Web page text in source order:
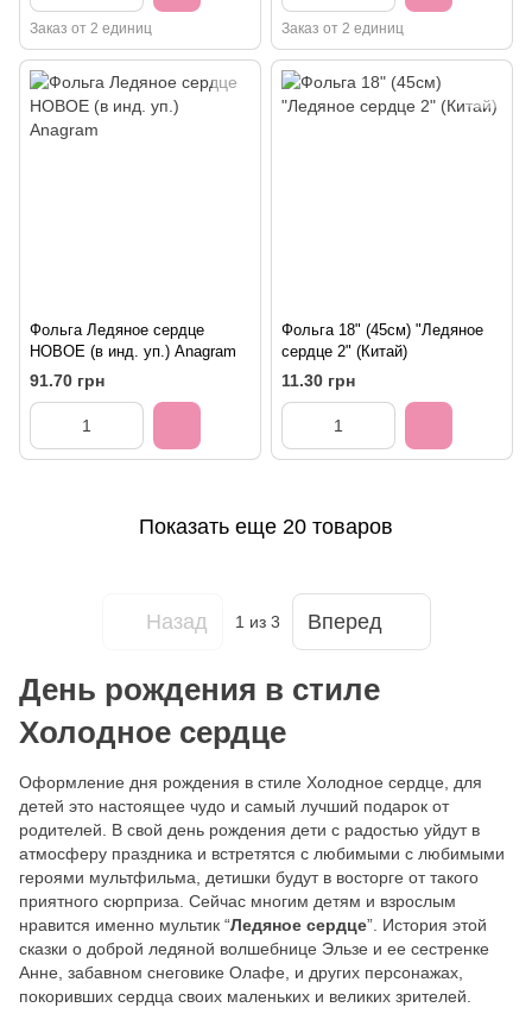
Заказ от 2 единиц Заказ от 2 единиц
Фольга Ледяное сердце
НОВОЕ (в инд. уп.) Anagram
91.70 грн
Фольга 18" (45см) "Ледяное
сердце 2" (Китай)
11.30 грн
Показать еще 20 товаров
Назад 1 из 3 Вперед
День рождения в стиле
Холодное сердце
Оформление дня рождения в стиле Холодное сердце, для
детей это настоящее чудо и самый лучший подарок от
родителей. В свой день рождения дети с радостью уйдут в
атмосферу праздника и встретятся с любимыми с любимыми
героями мультфильма, детишки будут в восторге от такого
приятного сюрприза. Сейчас многим детям и взрослым
нравится именно мультик “Ледяное сердце”. История этой
сказки о доброй ледяной волшебнице Эльзе и ее сестренке
Анне, забавном снеговике Олафе, и других персонажах,
покоривших сердца своих маленьких и великих зрителей.